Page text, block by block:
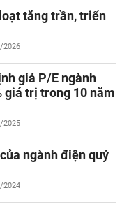
tăng trần, triển
2026
giá P/E ngành
giá trị trong 10 năm
2025
ngành điện quý
2024